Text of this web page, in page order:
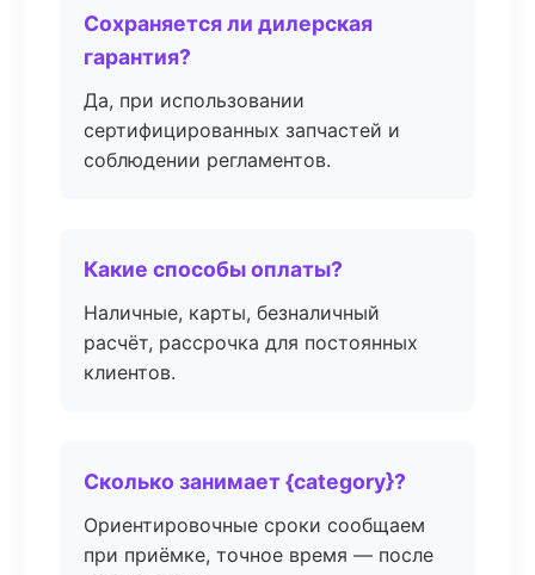
Сохраняется ли дилерская
гарантия?
Да, при использовании
сертифицированных запчастей и
соблюдении регламентов.
Какие способы оплаты?
Наличные, карты, безналичный
расчёт, рассрочка для постоянных
клиентов.
Сколько занимает {category}?
Ориентировочные сроки сообщаем
при приёмке, точное время — после